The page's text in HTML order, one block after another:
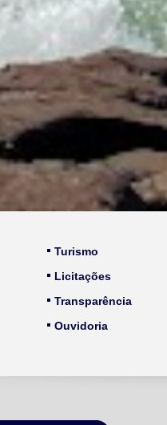
Turismo
Licitações
Transparência
Ouvidoria